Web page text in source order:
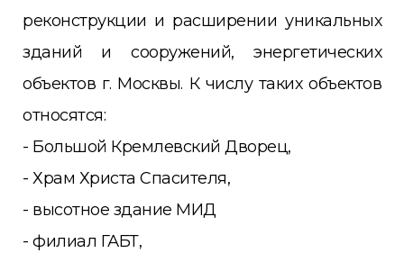
реконструкции и расширении уникальных
зданий и сооружений, энергетических
объектов г. Москвы. К числу таких объектов
относятся:
- Большой Кремлевский Дворец,
- Храм Христа Спасителя,
- высотное здание МИД
- филиал ГАБТ,